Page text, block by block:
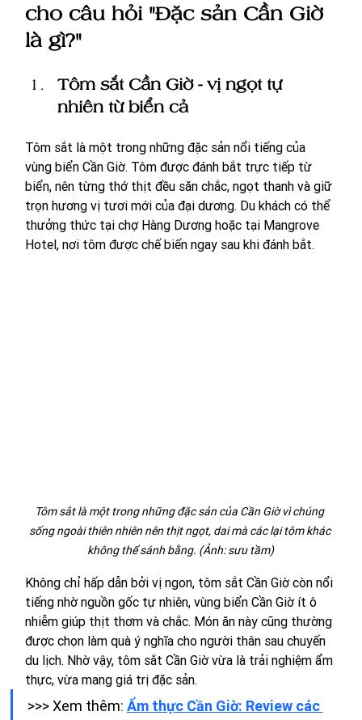
cho câu hỏi "Đặc sản Cần Giờ
là gì?"
Tôm sắt Cần Giờ - vị ngọt tự
nhiên từ biển cả
Tôm sắt là một trong những đặc sản nổi tiếng của
vùng biển Cần Giờ. Tôm được đánh bắt trực tiếp từ
biển, nên từng thớ thịt đều săn chắc, ngọt thanh và giữ
trọn hương vị tươi mới của đại dương. Du khách có thể
thưởng thức tại chợ Hàng Dương hoặc tại Mangrove
Hotel, nơi tôm được chế biến ngay sau khi đánh bắt.
Tôm sắt là một trong những đặc sản của Cần Giờ vì chúng
sống ngoài thiên nhiên nên thịt ngọt, dai mà các lại tôm khác
không thể sánh bằng. (Ảnh: sưu tầm)
Không chỉ hấp dẫn bởi vị ngon, tôm sắt Cần Giờ còn nổi
tiếng nhờ nguồn gốc tự nhiên, vùng biển Cần Giờ ít ô
nhiễm giúp thịt thơm và chắc. Món ăn này cũng thường
được chọn làm quà ý nghĩa cho người thân sau chuyến
du lịch. Nhờ vậy, tôm sắt Cần Giờ vừa là trải nghiệm ẩm
thực, vừa mang giá trị đặc sản.
>>> Xem thêm: Ẩm thực Cần Giờ: Review các